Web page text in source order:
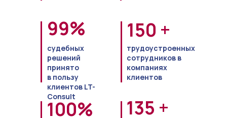
100% 135 +
150 +
трудоустроенных
сотрудников в
компаниях
клиентов
99%
судебных
решений
принято
в пользу
клиентов LT-
Consult